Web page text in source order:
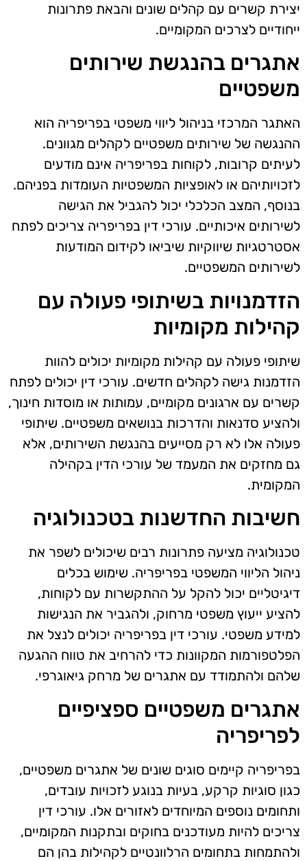
יצירת קשרים עם קהלים שונים והבאת פתרונות
ייחודיים לצרכים המקומיים.
אתגרים בהנגשת שירותים
משפטיים
האתגר המרכזי בניהול ליווי משפטי בפריפריה הוא
ההנגשה של שירותים משפטיים לקהלים מגוונים.
לעיתים קרובות, לקוחות בפריפריה אינם מודעים
לזכויותיהם או לאופציות המשפטיות העומדות בפניהם.
בנוסף, המצב הכלכלי יכול להגביל את הגישה
לשירותים איכותיים. עורכי דין בפריפריה צריכים לפתח
אסטרטגיות שיווקיות שיביאו לקידום המודעות
לשירותים המשפטיים.
הזדמנויות בשיתופי פעולה עם
קהילות מקומיות
שיתופי פעולה עם קהילות מקומיות יכולים להוות
הזדמנות גישה לקהלים חדשים. עורכי דין יכולים לפתח
קשרים עם ארגונים מקומיים, עמותות או מוסדות חינוך,
ולהציע סדנאות והדרכות בנושאים משפטיים. שיתופי
פעולה אלו לא רק מסייעים בהנגשת השירותים, אלא
גם מחזקים את המעמד של עורכי הדין בקהילה
המקומית.
חשיבות החדשנות בטכנולוגיה
טכנולוגיה מציעה פתרונות רבים שיכולים לשפר את
ניהול הליווי המשפטי בפריפריה. שימוש בכלים
דיגיטליים יכול להקל על ההתקשרות עם לקוחות,
להציע ייעוץ משפטי מרחוק, ולהגביר את הנגישות
למידע משפטי. עורכי דין בפריפריה יכולים לנצל את
הפלטפורמות המקוונות כדי להרחיב את טווח ההגעה
שלהם ולהתמודד עם אתגרים של מרחק גיאוגרפי.
אתגרים משפטיים ספציפיים
לפריפריה
בפריפריה קיימים סוגים שונים של אתגרים משפטיים,
כגון סוגיות קרקע, בעיות בנוגע לזכויות עובדים,
ותחומים נוספים המיוחדים לאזורים אלו. עורכי דין
צריכים להיות מעודכנים בחוקים ובתקנות המקומיים,
ולהתמחות בתחומים הרלוונטיים לקהילות בהן הם